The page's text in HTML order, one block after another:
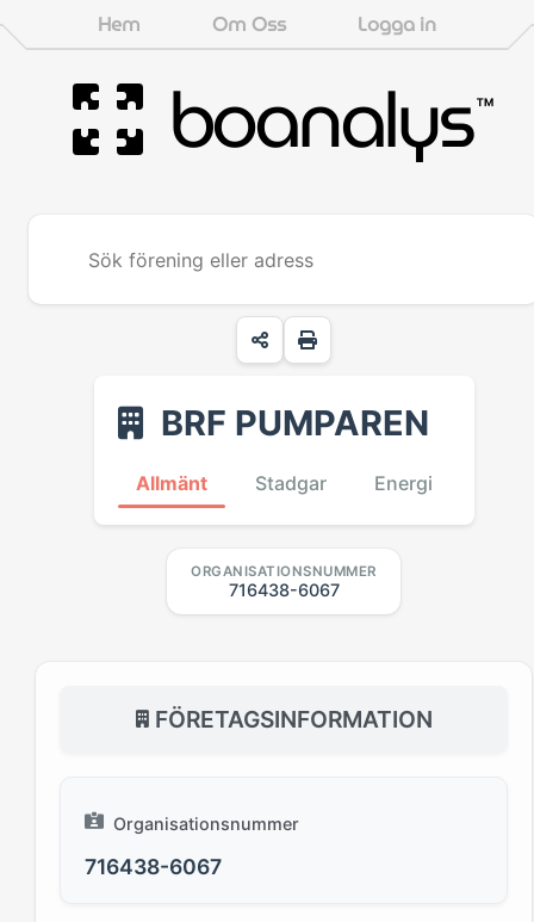
Hem Om Oss Logga in
boanalys™
BRF PUMPAREN
Allmänt Stadgar Energi
ORGANISATIONSNUMMER
716438-6067
FÖRETAGSINFORMATION
Organisationsnummer
716438-6067